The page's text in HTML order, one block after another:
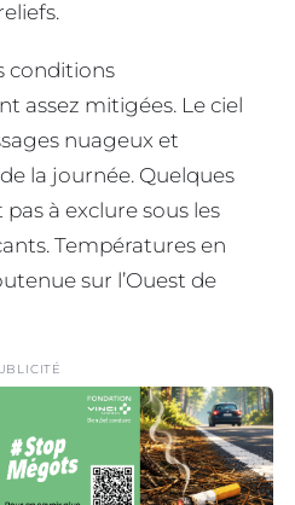
conditions
assez mitigées. Le ciel
nuageux et
la journée. Quelques
à exclure sous les
Températures en
sur l’Ouest de